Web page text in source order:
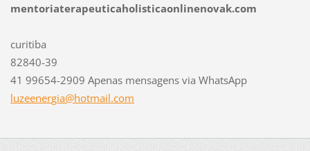
mentoriaterapeuticaholisticaonlinenovak.com
curitiba
82840-39
41 99654-2909 Apenas mensagens via WhatsApp
luzeenergia@hotmail.com